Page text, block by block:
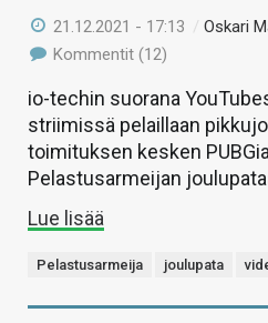
21.12.2021 - 17:13 /Oskari
Kommentit (12)
io-techin suorana
striimissä pelaillaan
toimituksen kesken
Pelastusarmeijan
Lue lisää
Pelastusarmeija joulupata